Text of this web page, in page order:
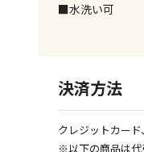
■水洗い可
決済方法
クレジットカー
※以下の商品は代